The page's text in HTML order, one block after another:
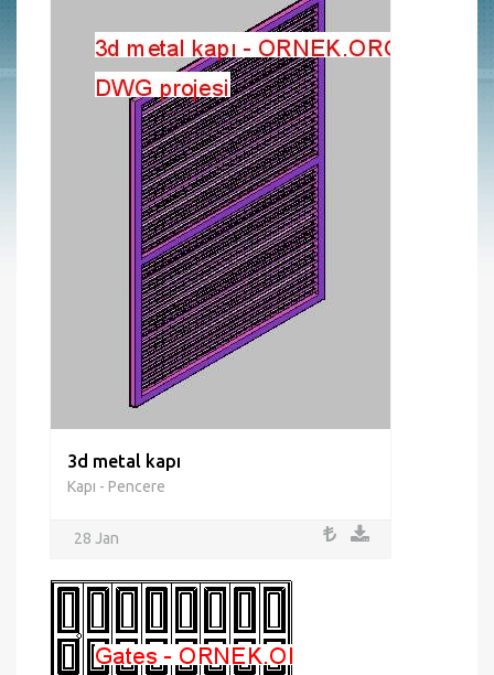
3d metal kapı
Kapı - Pencere
28 Jan